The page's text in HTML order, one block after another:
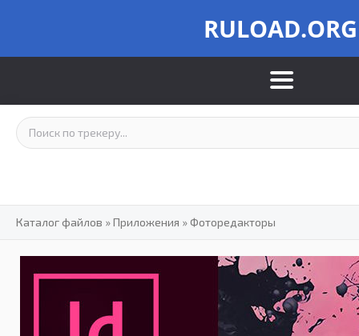
RULOAD.ORG
Каталог файлов »Приложения »Фоторедакторы